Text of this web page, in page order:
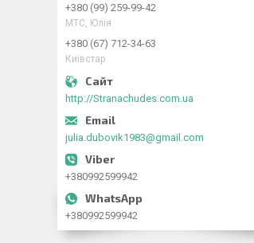
+380 (99) 259-99-42
МТС, Юлія
+380 (67) 712-34-63
Київстар
http://Stranachudes.com.ua
julia.dubovik1983@gmail.com
+380992599942
+380992599942